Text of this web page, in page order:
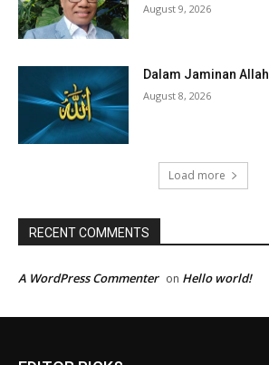
August 9, 2026
Dalam Jaminan Allah
August 8, 2026
Load more
RECENT COMMENTS
A WordPress Commenter on Hello world!